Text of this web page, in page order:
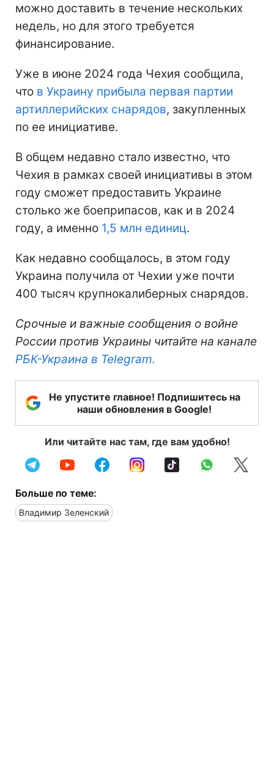
можно доставить в течение нескольких
недель, но для этого требуется
финансирование.
Уже в июне 2024 года Чехия сообщила,
что в Украину прибыла первая партии
артиллерийских снарядов, закупленных
по ее инициативе.
В общем недавно стало известно, что
Чехия в рамках своей инициативы в этом
году сможет предоставить Украине
столько же боеприпасов, как и в 2024
году, а именно 1,5 млн единиц.
Как недавно сообщалось, в этом году
Украина получила от Чехии уже почти
400 тысяч крупнокалиберных снарядов.
Срочные и важные сообщения о войне
России против Украины читайте на канале
РБК-Украина в Telegram.
Не упустите главное! Подпишитесь на
наши обновления в Google!
Или читайте нас там, где вам удобно!
Больше по теме:
Владимир Зеленский